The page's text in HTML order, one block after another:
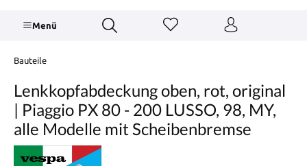
Menü
Bauteile
Lenkkopfabdeckung oben, rot, original
| Piaggio PX 80 - 200 LUSSO, 98, MY,
alle Modelle mit Scheibenbremse